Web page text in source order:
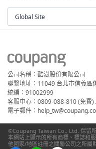
Global Site
公司名稱：酷澎股份有限公司
聯繫地址：11049 台北市信義區
統編：91002999
客服中心：0809-088-810 (免費
電子郵件：
©Coupang Taiwan Co., Ltd. 保留
本網站上顯示的所有商標、標誌和
他國家/地區註冊之關聯公司之所屬